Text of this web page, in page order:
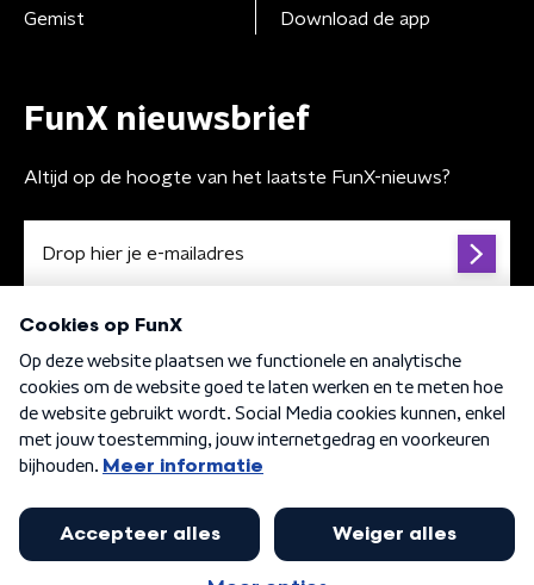
Gemist
Download de app
FunX nieuwsbrief
Altijd op de hoogte van het laatste FunX-nieuws?
Algemene voorwaarden Privacybeleid